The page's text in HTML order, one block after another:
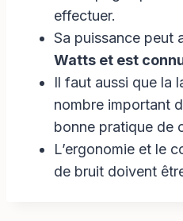
effectuer.
Sa puissance peut
Watts et est
Il faut aussi que la
nombre important
bonne pratique de
L’ergonomie et le
de bruit doivent